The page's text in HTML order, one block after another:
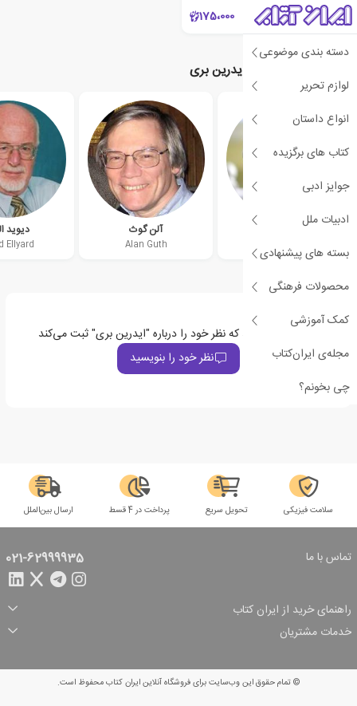
دسته بندی موضوعی
لوازم تحریر
انواع داستان
کتاب های برگزیده
جوایز ادبی
ادبیات ملل
بسته های پیشنهادی
محصولات فرهنگی
کمک آموزشی
مجله‌ی ایران‌کتاب
چی بخونم؟
175،000
نویسندگان مرتبط با ایدرین بری
کیتی فرگوسن آلن گوث
Alan Guth
دیوید
Ellyard
اولین نفری باشید که نظر خود را درباره "ایدرین بری" ثبت می‌کند
نظر خود را بنویسید
سلامت فیزیکی تحویل سریع پرداخت در 4 قسط ارسال بین‌الملل
تماس با ما 021-62999935
راهنمای خرید از ایران کتاب
ثبت سفارش
شرایط ارسال سفارش
شیوه پرداخت
تخفیف‌های خرید
خدمات مشتریان
© تمام حقوق این وب‌سایت برای فروشگاه آنلاین ایران کتاب محفوظ است.